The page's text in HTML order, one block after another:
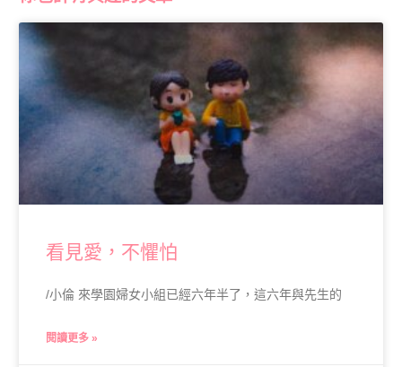
看見愛，不懼怕
/小倫 來學園婦女小組已經六年半了，這六年與先生的
閱讀更多 »